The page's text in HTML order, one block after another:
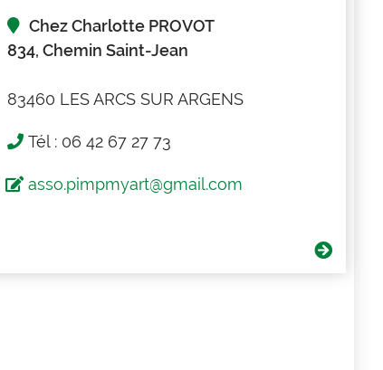
Chez Charlotte PROVOT
834, Chemin Saint-Jean
83460 LES ARCS SUR ARGENS
Tél : 06 42 67 27 73
asso.pimpmyart@gmail.com